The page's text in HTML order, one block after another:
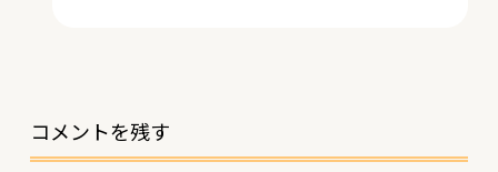
コメントを残す